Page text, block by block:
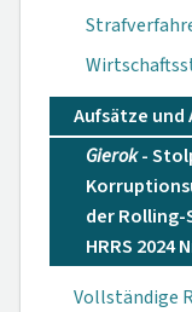
Aufsätze und
Gierok-
der Rolling-
HRRS 2024
Vollständige